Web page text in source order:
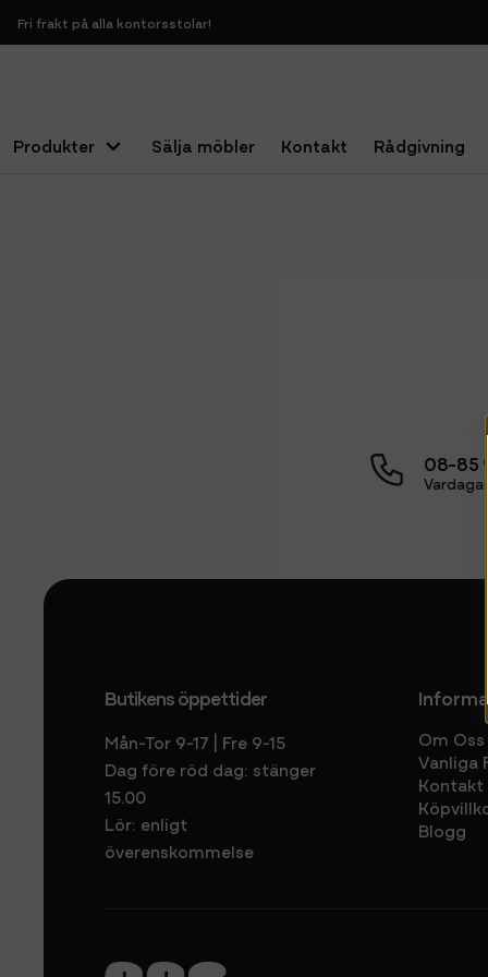
Fri frakt på alla kontorsstolar!
Produkter Sälja möbler Kontakt Rådgivning
Hem Blogg
08-85
Vardagar
Butikens öppettider
Mån-Tor 9-17 | Fre 9-15
Dag före röd dag: stänger
15.00
Lör: enligt
överenskommelse
Om Oss
Vanliga
Kontakt
Blogg